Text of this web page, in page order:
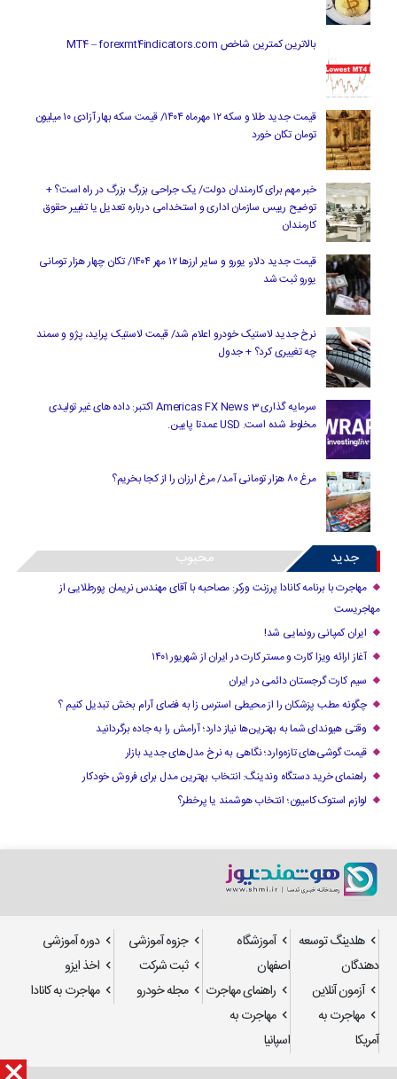
بالاترین کمترین شاخص MT4 – forexmt4indicators.com
قیمت جدید طلا و سکه ۱۲ مهرماه ۱۴۰۴/ قیمت سکه بهار آزادی ۱۰ میلیون
تومان تکان خورد
خبر مهم برای کارمندان دولت/ یک جراحی بزرگ بزرگ در راه است؟ +
توضیح رییس سازمان اداری و استخدامی درباره تعدیل یا تغییر حقوق
کارمندان
قیمت جدید دلار، یورو و سایر ارزها ۱۲ مهر ۱۴۰۴/ تکان چهار هزار تومانی
یورو ثبت شد
نرخ جدید لاستیک خودرو اعلام شد/ قیمت لاستیک پراید، پژو و سمند
چه تغییری کرد؟ + جدول
سرمایه گذاری Americas FX News 3 اکتبر: داده های غیر تولیدی
مخلوط شده است. USD عمدتا پایین.
مرغ ۸۰ هزار تومانی آمد/ مرغ ارزان را از کجا بخریم؟
جدید محبوب
مهاجرت با برنامه کانادا پرزنت ورکر: مصاحبه با آقای مهندس نریمان پورطلایی از
مهاجریست
ایران کمپانی رونمایی شد!
آغاز ارائه ویزا کارت و مستر کارت در ایران از شهریور ۱۴۰۱
سیم کارت گرجستان دائمی در ایران
چگونه مطب پزشکان را از محیطی استرس زا به فضای آرام بخش تبدیل کنیم ؟
وقتی هیوندای شما به بهترین‌ها نیاز دارد؛ آرامش را به جاده برگردانید
قیمت گوشی‌های تازه‌وارد؛ نگاهی به نرخ مدل‌های جدید بازار
راهنمای خرید دستگاه وندینگ: انتخاب بهترین مدل برای فروش خودکار
لوازم استوک کامیون؛ انتخاب هوشمند یا پرخطر؟
هلدینگ توسعه
دهندگان
آموزشگاه
اصفهان
جزوه آموزشی
دوره آموزشی
ثبت شرکت
اخذ ایزو
آزمون آنلاین
راهنمای مهاجرت مجله خودرو
مهاجرت به کانادا
مهاجرت به
آمریکا
مهاجرت به
اسپانیا